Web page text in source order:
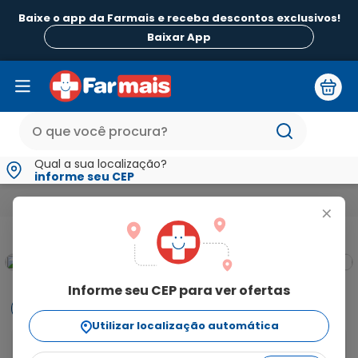
Baixe o app da Farmais e receba descontos exclusivos!
Baixar App
Qual a sua localização?
informe seu CEP
+
Informe seu CEP para ver ofertas
Utilizar localização automática
Monitores Aparelhos para Saúde e
Informações
O que é: kit adulto para nebulização com tecnologia